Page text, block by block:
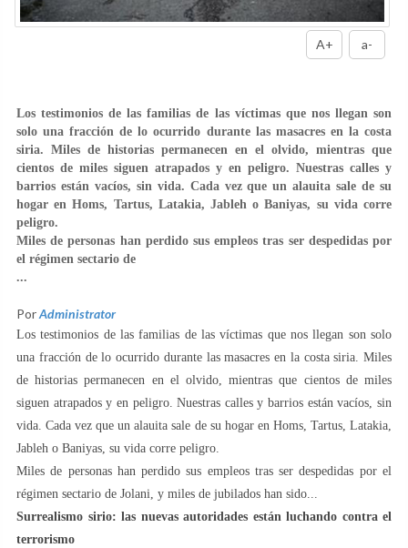
A+ a-
Los testimonios de las familias de las víctimas que nos llegan son
solo una fracción de lo ocurrido durante las masacres en la costa
siria. Miles de historias permanecen en el olvido, mientras que
cientos de miles siguen atrapados y en peligro. Nuestras calles y
barrios están vacíos, sin vida. Cada vez que un alauita sale de su
hogar en Homs, Tartus, Latakia, Jableh o Baniyas, su vida corre
peligro.
Miles de personas han perdido sus empleos tras ser despedidas por
el régimen sectario de
...
PorAdministrator
Los testimonios de las familias de las víctimas que nos llegan son solo
una fracción de lo ocurrido durante las masacres en la costa siria. Miles
de historias permanecen en el olvido, mientras que cientos de miles
siguen atrapados y en peligro. Nuestras calles y barrios están vacíos, sin
vida. Cada vez que un alauita sale de su hogar en Homs, Tartus, Latakia,
Jableh o Baniyas, su vida corre peligro.
Miles de personas han perdido sus empleos tras ser despedidas por el
régimen sectario de Jolani, y miles de jubilados han sido...
Surrealismo sirio: las nuevas autoridades están luchando contra el
terrorismo